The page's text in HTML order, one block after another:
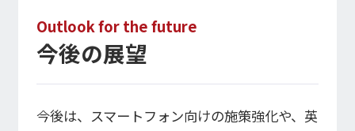
Outlook for the future
今後の展望
今後は、スマートフォン向けの施策強化や、英